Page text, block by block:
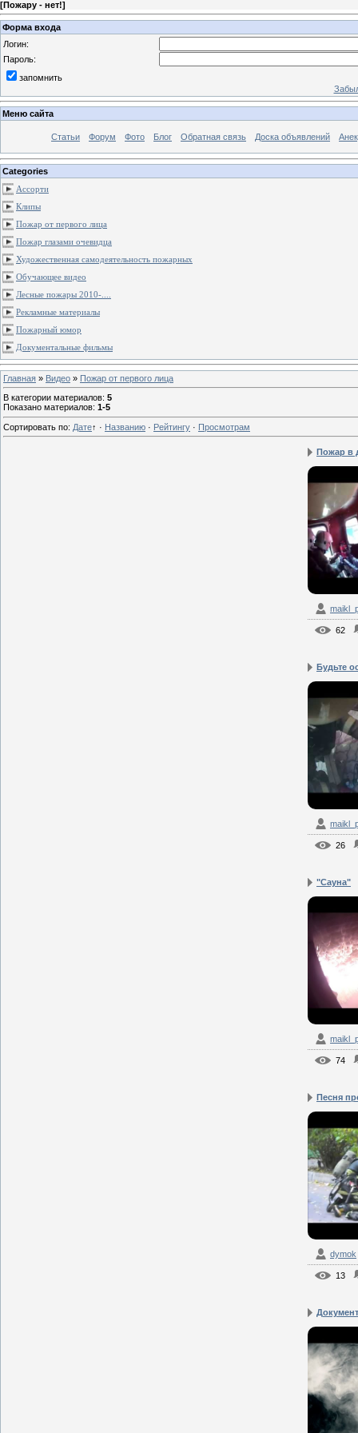
[Пожару - нет!]
Форма входа
Логин:
Пароль:
запомнить
Меню сайта
Статьи Форум Фото Блог Обратная связь Доска объявлений
Categories
Ассорти
Клипы
Пожар от первого лица
Пожар глазами очевидца
Художественная самодеятельность пожарных
Обучающее видео
Лесные пожары 2010-....
Рекламные материалы
Пожарный юмор
Документальные фильмы
Главная » Видео » Пожар от первого лица
В категории материалов: 5
Показано материалов: 1-5
Сортировать по: Дате↑ · Названию · Рейтингу · Просмотрам
Пожар в
62
Будьте
26
"Сауна"
74
Песня
dymok
13